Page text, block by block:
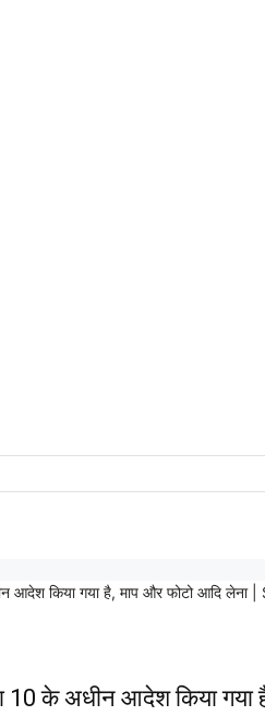
अधीन आदेश किया गया है, माप और फोटो
10 के अधीन आदेश किया